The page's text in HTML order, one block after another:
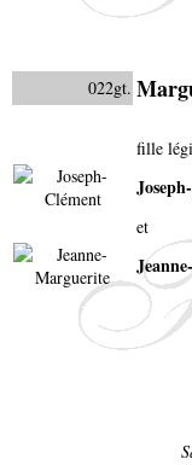
022gt.
fille
Joseph-
et
Jeanne-